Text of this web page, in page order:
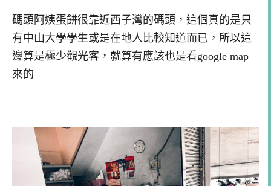
碼頭阿姨蛋餅很靠近西子灣的碼頭，這個真的是只
有中山大學學生或是在地人比較知道而已，所以這
邊算是極少觀光客，就算有應該也是看google map
來的